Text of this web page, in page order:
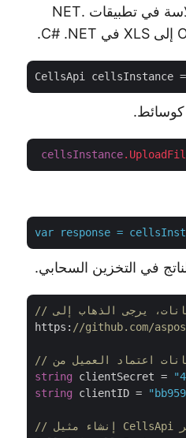
استفد من قوة .NET REST API وقم بدمج تحويل ODS إلى Excel بسلاسة في تطبيقات .NET
CellsApi cellsInstance =
cellsInstance
var response =
https: //github.com/
string clientSecret =
string clientID =